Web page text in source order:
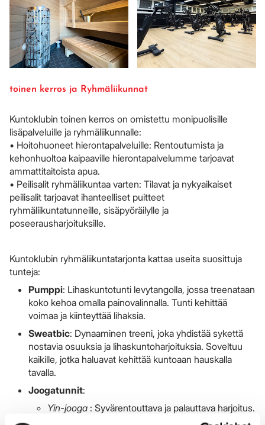
toinen kerros ja Ryhmäliikunnat
Kuntoklubin toinen kerros on omistettu monipuolisille
lisäpalveluille ja ryhmäliikunnalle:
• Hoitohuoneet hierontapalveluille: Rentoutumista ja
kehonhuoltoa kaipaaville hierontapalvelumme tarjoavat
ammattitaitoista apua.
• Peilisalit ryhmäliikuntaa varten: Tilavat ja nykyaikaiset
peilisalit tarjoavat ihanteelliset puitteet
ryhmäliikuntatunneille, sisäpyöräilylle ja
poseerausharjoituksille.
Kuntoklubin ryhmäliikuntatarjonta kattaa useita suosittuja
tunteja:
Pumppi: Lihaskuntotunti levytangolla, jossa treenataan
koko kehoa omalla painovalinnalla. Tunti kehittää
voimaa ja kiinteyttää lihaksia.
Sweatbic: Dynaaminen treeni, joka yhdistää sykettä
nostavia osuuksia ja lihaskuntoharjoituksia. Soveltuu
kaikille, jotka haluavat kehittää kuntoaan hauskalla
tavalla.
Joogatunnit:
Yin-jooga : Syvärentouttava ja palauttava harjoitus.